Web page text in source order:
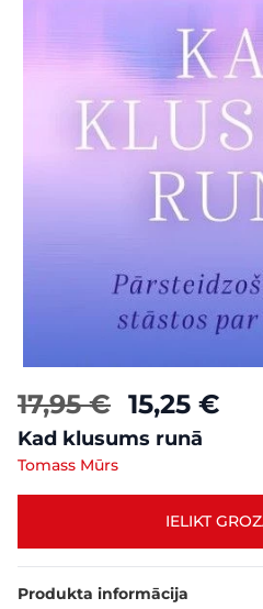
17,95 € 15,25 €
Kad klusums runā
Tomass Mūrs
IELIKT
Produkta informācija